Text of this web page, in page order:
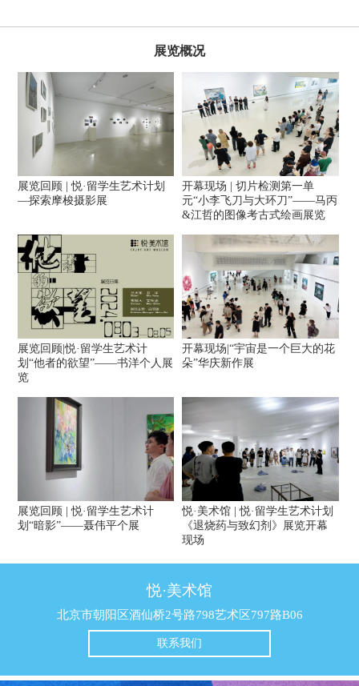
展览概况
展览回顾 | 悦·留学生艺术计划
—探索摩梭摄影展
开幕现场 | 切片检测第一单
元“小李飞刀与大环刀”——马丙
&江哲的图像考古式绘画展览
展览回顾|悦·留学生艺术计
划“他者的欲望”——书洋个人展
览
开幕现场|“宇宙是一个巨大的花
朵”华庆新作展
展览回顾 | 悦·留学生艺术计
划“暗影”——聂伟平个展
悦·美术馆 | 悦·留学生艺术计划
《退烧药与致幻剂》展览开幕
现场
悦·美术馆
北京市朝阳区酒仙桥2号路798艺术区797路B06
联系我们